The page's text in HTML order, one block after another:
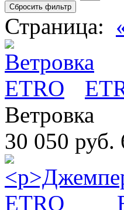
Сбросить фильтр
Страница:
Ветровка
30 050 руб.